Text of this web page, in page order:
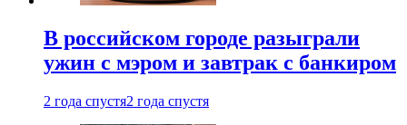
В российском городе разыграли
ужин с мэром и завтрак с банкиром
2 года спустя2 года спустя